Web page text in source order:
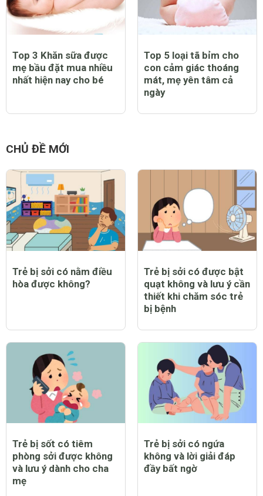
Top 3 Khăn sữa được
mẹ bầu đặt mua nhiều
nhất hiện nay cho bé
Top 5 loại tã bỉm cho
con cảm giác thoáng
mát, mẹ yên tâm cả
ngày
CHỦ ĐỀ MỚI
Trẻ bị sởi có nằm điều
hòa được không?
Trẻ bị sởi có được bật
quạt không và lưu ý cần
thiết khi chăm sóc trẻ
bị bệnh
Trẻ bị sốt có tiêm
phòng sởi được không
và lưu ý dành cho cha
mẹ
Trẻ bị sởi có ngứa
không và lời giải đáp
đầy bất ngờ